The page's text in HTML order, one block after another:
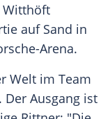
Witthöft
auf Sand in
Arena.
Welt im Team
Der Ausgang ist